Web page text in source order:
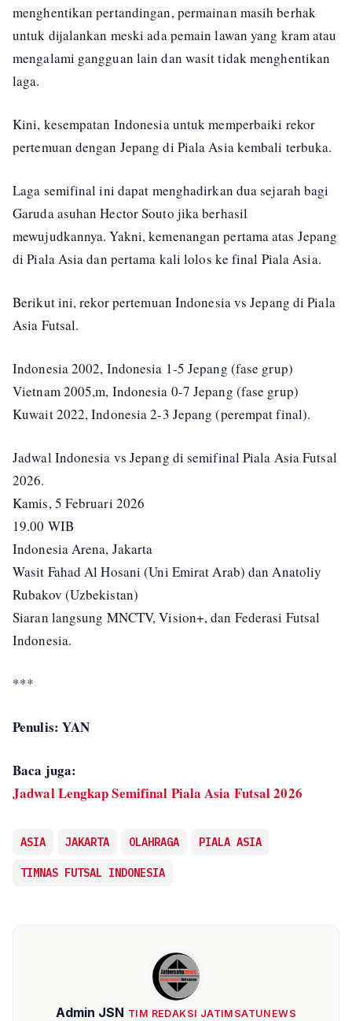
menghentikan pertandingan, permainan masih berhak
untuk dijalankan meski ada pemain lawan yang kram atau
mengalami gangguan lain dan wasit tidak menghentikan
laga.
Kini, kesempatan Indonesia untuk memperbaiki rekor
pertemuan dengan Jepang di Piala Asia kembali terbuka.
Laga semifinal ini dapat menghadirkan dua sejarah bagi
Garuda asuhan Hector Souto jika berhasil
mewujudkannya. Yakni, kemenangan pertama atas Jepang
di Piala Asia dan pertama kali lolos ke final Piala Asia.
Berikut ini, rekor pertemuan Indonesia vs Jepang di Piala
Asia Futsal.
Indonesia 2002, Indonesia 1-5 Jepang (fase grup)
Vietnam 2005,m, Indonesia 0-7 Jepang (fase grup)
Kuwait 2022, Indonesia 2-3 Jepang (perempat final).
Jadwal Indonesia vs Jepang di semifinal Piala Asia Futsal
2026.
Kamis, 5 Februari 2026
19.00 WIB
Indonesia Arena, Jakarta
Wasit Fahad Al Hosani (Uni Emirat Arab) dan Anatoliy
Rubakov (Uzbekistan)
Siaran langsung MNCTV, Vision+, dan Federasi Futsal
Indonesia.
***
Penulis: YAN
Baca juga:
Jadwal Lengkap Semifinal Piala Asia Futsal 2026
ASIA JAKARTA OLAHRAGA PIALA ASIA
TIMNAS FUTSAL INDONESIA
Admin JSN TIM REDAKSI JATIMSATUNEWS